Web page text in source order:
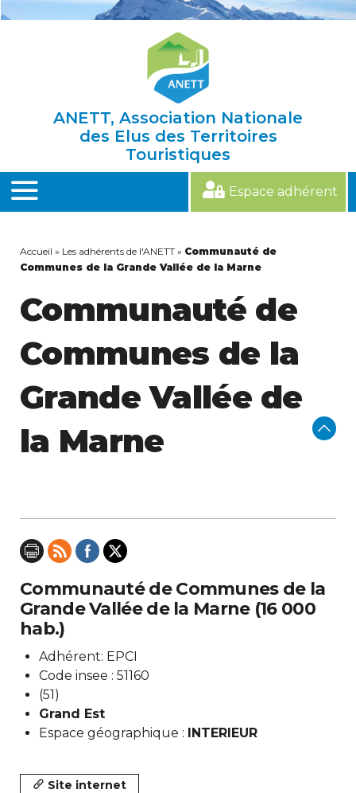
ANETT, Association Nationale
des Elus des Territoires
Touristiques
MENU
Espace adhérent
Accueil » Les adhérents de l'ANETT » Communauté de
Communes de la Grande Vallée de la Marne
Communauté de
Communes de la
Grande Vallée de
la Marne
Communauté de Communes de la
Grande Vallée de la Marne (16 000
hab.)
Adhérent: EPCI
Code insee : 51160
(51)
Grand Est
Espace géographique : INTERIEUR
Site internet